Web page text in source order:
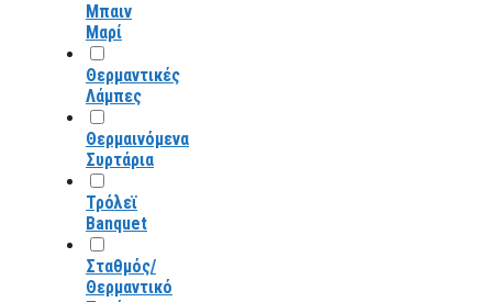
Μπαιν
Μαρί
Θερμαντικές
Λάμπες
Θερμαινόμενα
Συρτάρια
Τρόλεϊ
Banquet
Σταθμός/
Θερμαντικό